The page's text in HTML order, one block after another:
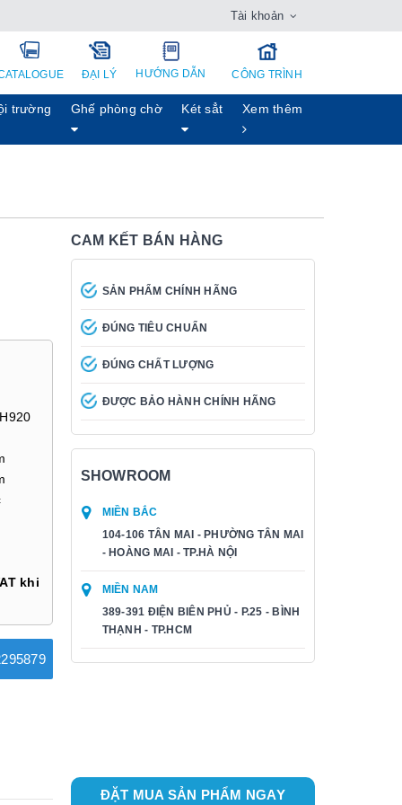
Tài khoản
ĐẠI LÝ HƯỚNG DẪN CÔNG TRÌNH
trường Ghế phòng chờ Két sẳt Xem thêm
khi
CAM KẾT BÁN HÀNG
SẢN PHẨM CHÍNH HÃNG
ĐÚNG TIÊU CHUẨN
ĐÚNG CHẤT LƯỢNG
ĐƯỢC BẢO HÀNH CHÍNH HÃNG
SHOWROOM
MIỀN BẮC
104-106 TÂN MAI - PHƯỜNG TÂN MAI
- HOÀNG MAI - TP.HÀ NỘI
MIỀN NAM
389-391 ĐIỆN BIÊN PHỦ - P.25 - BÌNH
THẠNH - TP.HCM
ĐẶT MUA SẢN PHẨM NGAY